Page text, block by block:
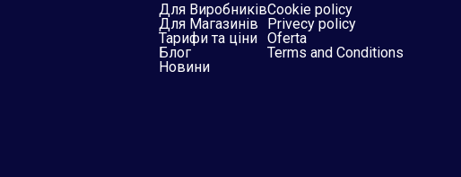
Для Виробників
Для Магазинів
Тарифи та ціни
Блог
Новини
Cookie policy
Privecy policy
Oferta
Terms and Conditions